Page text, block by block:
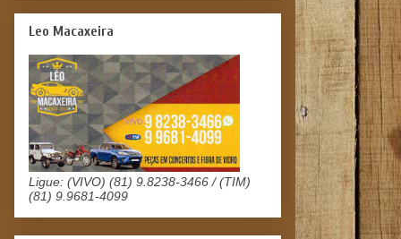
Leo Macaxeira
Ligue: (VIVO) (81) 9.8238-3466 / (TIM)
(81) 9.9681-4099